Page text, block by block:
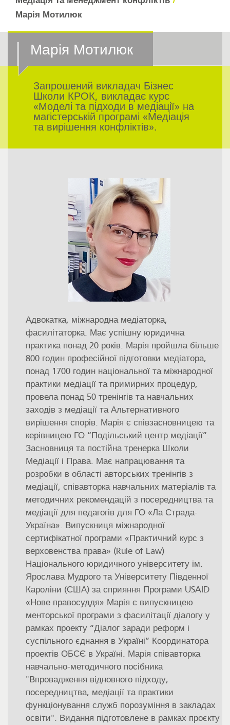
Марія Мотилюк
Марія Мотилюк
Запрошений викладач Бізнес
Школи КРОК, викладає курс
«Моделі та підходи в медіації» на
магістерській програмі «Медіація
та вирішення конфліктів».
Адвокатка, міжнародна медіаторка,
фасилітаторка. Має успішну юридична
практика понад 20 років. Марія пройшла більше
800 годин професійної підготовки медіатора,
понад 1700 годин національної та міжнародної
практики медіації та примирних процедур,
провела понад 50 тренінгів та навчальних
заходів з медіації та Альтернативного
вирішення спорів. Марія є співзасновницею та
керівницею ГО “Подільський центр медіації”.
Засновниця та постійна тренерка Школи
Медіації і Права. Має напрацювання та
розробки в області авторських тренінгів з
медіації, співавторка навчальних матеріалів та
методичних рекомендацій з посередництва та
медіації для педагогів для ГО «Ла Страда-
Україна». Випускниця міжнародної
сертифікатної програми «Практичний курс з
верховенства права» (Rule of Law)
Національного юридичного університету ім.
Ярослава Мудрого та Університету Південної
Кароліни (США) за сприяння Програми USAID
«Нове правосуддя».Марія є випускницею
менторської програми з фасилітації діалогу у
рамках проекту “Діалог заради реформ і
суспільного єднання в Україні” Координатора
проектів ОБСЄ в Україні. Марія співавторка
навчально-методичного посібника
"Впровадження відновного підходу,
посередництва, медіації та практики
функціонування служб порозуміння в закладах
освіти". Видання підготовлене в рамках проєкту